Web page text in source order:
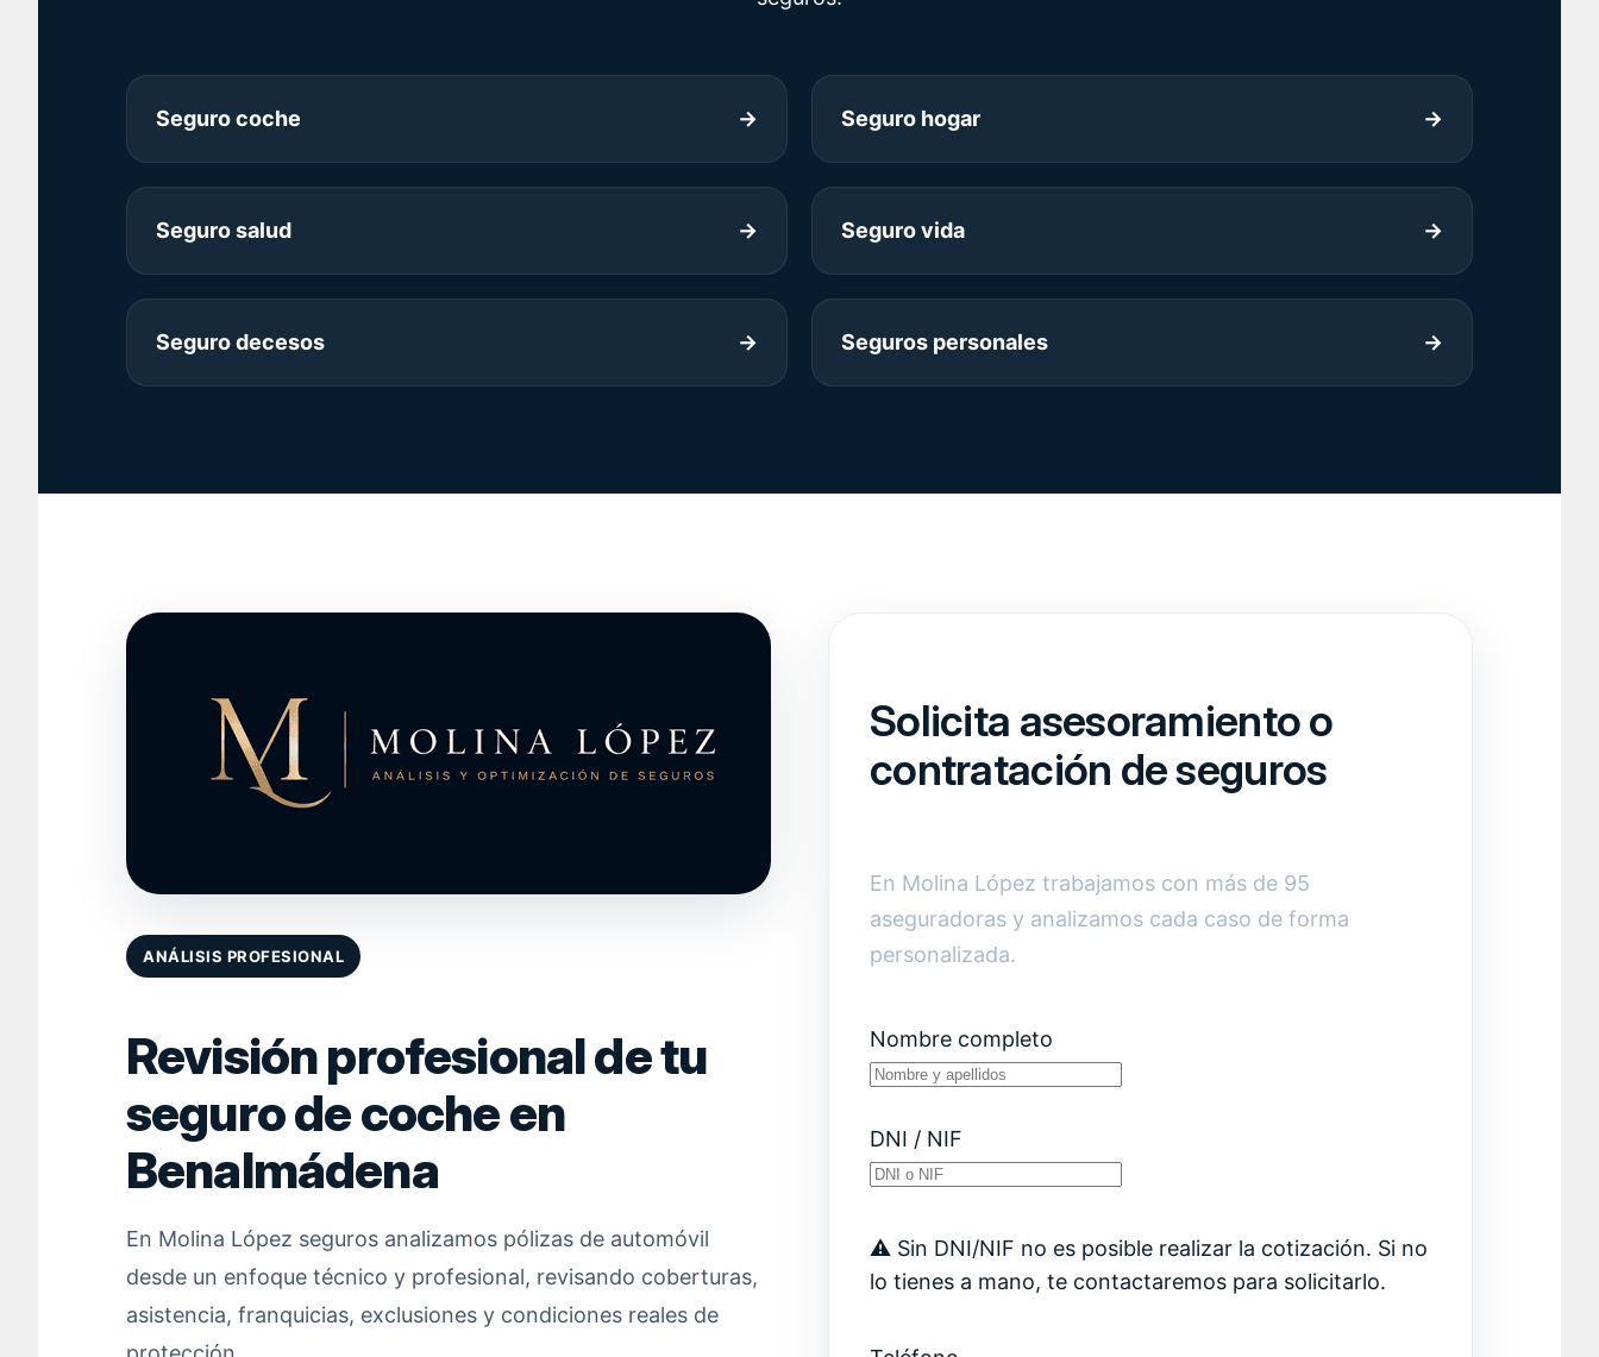
Seguro coche → Seguro hogar →
Seguro salud → Seguro vida →
Seguro decesos → Seguros personales →
ANÁLISIS PROFESIONAL
Revisión profesional de tu
seguro de coche en
Benalmádena
En Molina López seguros analizamos pólizas de automóvil
desde un enfoque técnico y profesional, revisando coberturas,
asistencia, franquicias, exclusiones y condiciones reales de
Solicita asesoramiento o
contratación de seguros
En Molina López trabajamos con más de 95
aseguradoras y analizamos cada caso de forma
personalizada.
Nombre completo
DNI / NIF
⚠️ Sin DNI/NIF no es posible realizar la cotización. Si no
lo tienes a mano, te contactaremos para solicitarlo.